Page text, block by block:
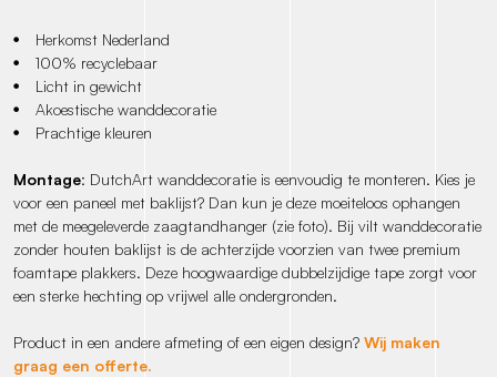
Herkomst Nederland
100% recyclebaar
Licht in gewicht
Akoestische wanddecoratie
Prachtige kleuren
Montage: DutchArt wanddecoratie is eenvoudig te monteren. Kies je
voor een paneel met baklijst? Dan kun je deze moeiteloos ophangen
met de meegeleverde zaagtandhanger (zie foto). Bij vilt wanddecoratie
zonder houten baklijst is de achterzijde voorzien van twee premium
foamtape plakkers. Deze hoogwaardige dubbelzijdige tape zorgt voor
een sterke hechting op vrijwel alle ondergronden.
Product in een andere afmeting of een eigen design? Wij maken
graag een offerte.